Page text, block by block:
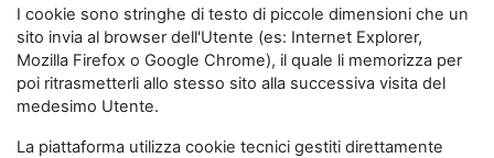
I cookie sono stringhe di testo di piccole dimensioni che un
sito invia al browser dell'Utente (es: Internet Explorer,
Mozilla Firefox o Google Chrome), il quale li memorizza per
poi ritrasmetterli allo stesso sito alla successiva visita del
medesimo Utente.
La piattaforma utilizza cookie tecnici gestiti direttamente